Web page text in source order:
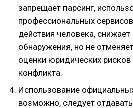
запрещает парсинг,
профессиональных
действия человека, снижает
обнаружения, но не
оценки юридических рисков
конфликта.
Использование
возможно, следует